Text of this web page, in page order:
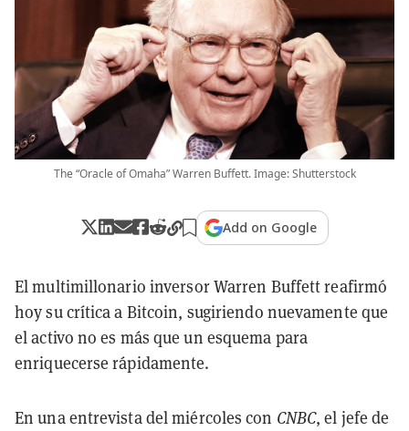
The “Oracle of Omaha” Warren Buffett. Image: Shutterstock
Add on Google
El multimillonario inversor Warren Buffett reafirmó
hoy su crítica a Bitcoin, sugiriendo nuevamente que
el activo no es más que un esquema para
enriquecerse rápidamente.
En una entrevista del miércoles con CNBC, el jefe de